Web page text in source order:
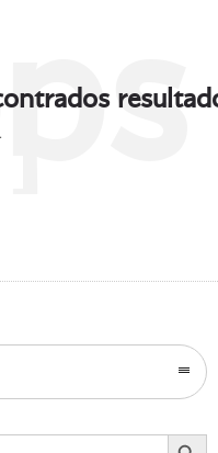
Search Button